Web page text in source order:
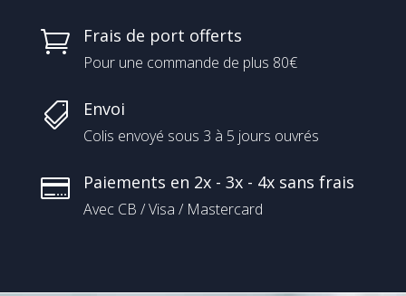
 Frais de port offerts
Pour une commande de plus 80€
 Envoi
Colis envoyé sous 3 à 5 jours ouvrés
 Paiements en 2x - 3x - 4x sans frais
Avec CB / Visa / Mastercard